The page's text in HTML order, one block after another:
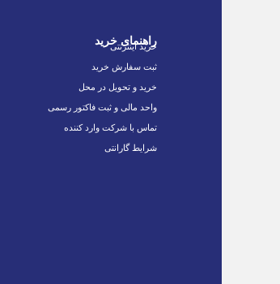
راهنمای خرید
خرید اینترنتی
ثبت سفارش خرید
خرید و تحویل در محل
واحد مالی و ثبت فاکتور رسمی
تماس با شرکت وارد کننده
شرایط گارانتی